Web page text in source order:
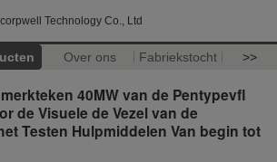
Technology Co., Ltd
Over ons Fabriekstocht >>
40MW van de Pentypevfl
de Visuele de Vezel van de
Testen Hulpmiddelen Van begin tot